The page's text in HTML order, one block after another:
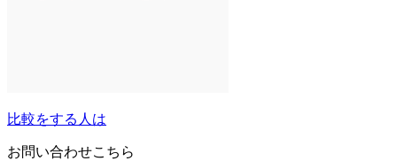
比較をする人は
お問い合わせこちら